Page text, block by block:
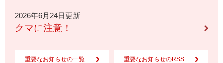
2026年6月24日更新
クマに注意！
重要なお知らせの一覧 重要なお知らせのRSS